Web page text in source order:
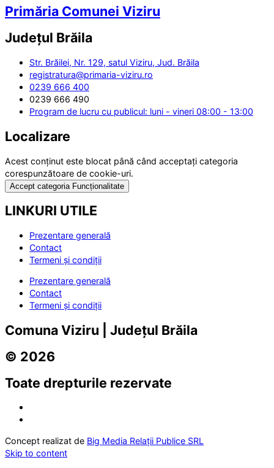
Primăria Comunei Viziru
Județul Brăila
Str. Brăilei, Nr. 129, satul Viziru, Jud. Brăila
registratura@primaria-viziru.ro
0239 666 400
0239 666 490
Program de lucru cu publicul: luni - vineri 08:00 - 13:00
Localizare
Acest conținut este blocat până când acceptați categoria
corespunzătoare de cookie-uri.
Accept categoria Funcționalitate
LINKURI UTILE
Prezentare generală
Contact
Termeni și condiții
Prezentare generală
Contact
Termeni și condiții
Comuna Viziru | Județul Brăila
© 2026
Toate drepturile rezervate
Concept realizat de Big Media Relații Publice SRL
Skip to content